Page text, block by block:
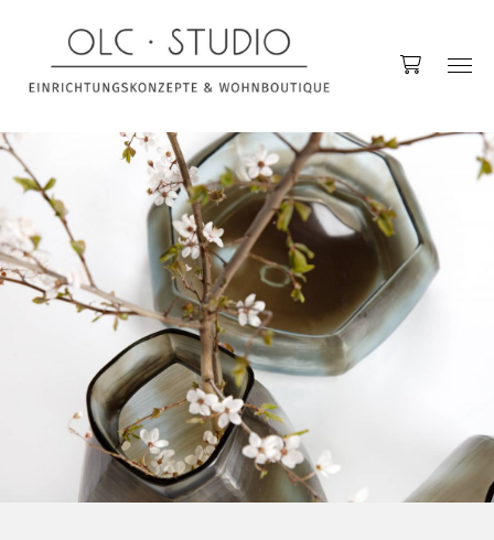
Accessoires
Decken
Kerzen & Kerzenhalter
Raumdüfte
Vasen
Küche
Gläser